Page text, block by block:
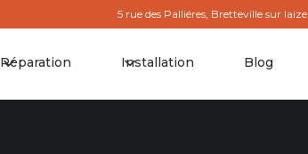
5 rue des Palliéres, Bretteville sur laize
Réparation Installation Blog